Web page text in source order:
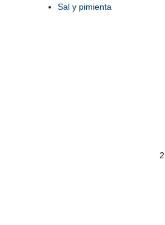
Sal y pimienta